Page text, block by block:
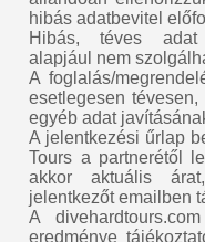
hibás adatbevitel
Hibás, téves adat
alapjául nem
A foglalás/
esetlegesen
egyéb adat
A jelentkezési űrlap
Tours a partnerétől
akkor aktuális
jelentkezőt emailben
A
eredménye